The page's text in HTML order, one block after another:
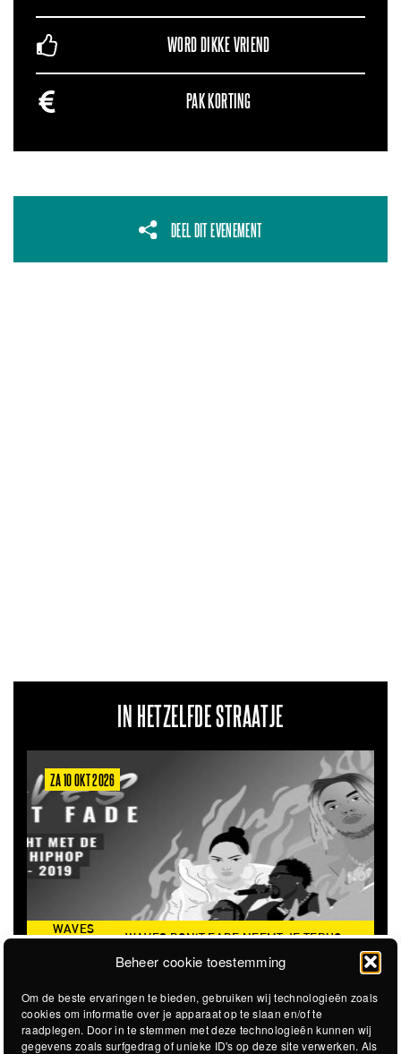
Beheer cookie toestemming
Om de beste ervaringen te bieden, gebruiken wij technologieën zoals
cookies om informatie over je apparaat op te slaan en/of te
raadplegen. Door in te stemmen met deze technologieën kunnen wij
gegevens zoals surfgedrag of unieke ID's op deze site verwerken. Als
WORD DIKKE VRIEND
PAK KORTING
DEEL DIT EVENEMENT
IN HETZELFDE STRAATJE
ZA 10 OKT 2026
WAVES
WAVES DON'T FADE NEEMT JE TERUG
NAAR DE ICONISCHE ZOMER VAN 2016